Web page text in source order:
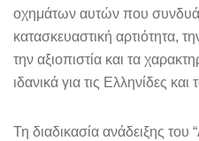
οχημάτων αυτών που
κατασκευαστική αρτιότητα,
την αξιοπιστία και τα
ιδανικά για τις Ελληνίδες
Τη διαδικασία ανάδειξης του